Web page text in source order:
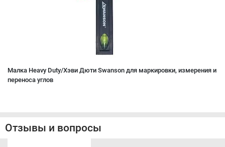
Малка Heavy Duty/Хэви Дюти Swanson для маркировки, измерения и
переноса углов
Отзывы и вопросы